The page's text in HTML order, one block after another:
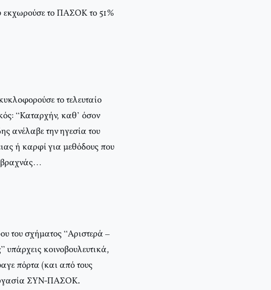
εκχωρούσε το ΠΑΣΟΚ το 51%
το τελευταίο
“Καταρχήν, καθ’ όσον
ανέλαβε την ηγεσία του
ή καρφί για μεθόδους που
βραχνάς…
του σχήματος “Αριστερά –
υπάρχεις κοινοβουλευτικά,
πόρτα (και από τους
ΣΥΝ-ΠΑΣΟΚ.